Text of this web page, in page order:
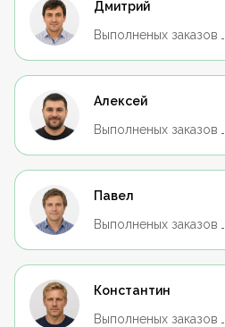
Дмитрий
Выполненых заказов
Алексей
Выполненых заказов
Павел
Выполненых заказов
Константин
Выполненых заказов